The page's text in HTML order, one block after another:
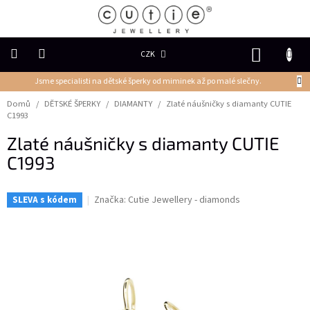
Jsme specialisti na dětské šperky od miminek až po malé slečny.
CZK
DĚTSKÉ
ŠPERKY
NÁUŠNICE
PŘÍVĚSKY
Domů / DĚTSKÉ ŠPERKY / DIAMANTY / Zlaté náušničky s diamanty CUTIE
C1993
Zlaté náušničky s diamanty CUTIE
C1993
SLEVA s kódem Značka: Cutie Jewellery - diamonds